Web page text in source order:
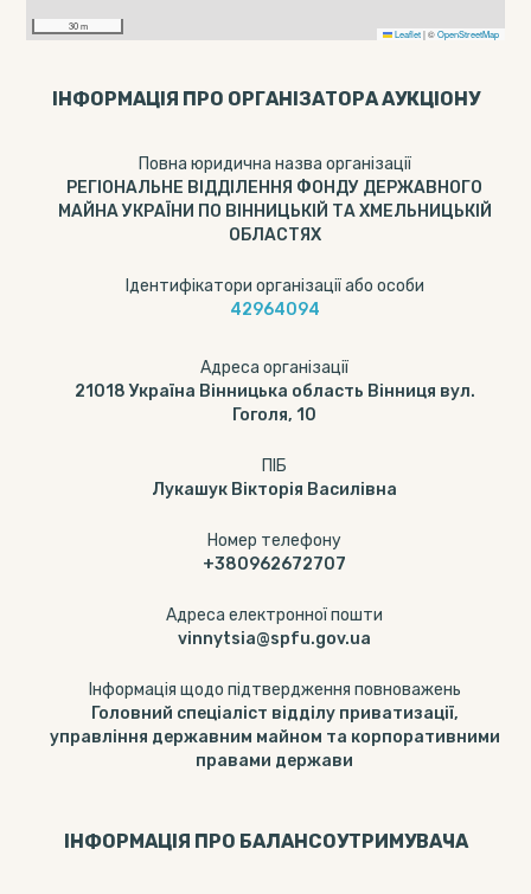
30 m
Leaflet |©OpenStreetMap
ІНФОРМАЦІЯ ПРО ОРГАНІЗАТОРА АУКЦІОНУ
Повна юридична назва організації
РЕГІОНАЛЬНЕ ВІДДІЛЕННЯ ФОНДУ ДЕРЖАВНОГО
МАЙНА УКРАЇНИ ПО ВІННИЦЬКІЙ ТА ХМЕЛЬНИЦЬКІЙ
ОБЛАСТЯХ
Ідентифікатори організації або особи
42964094
Адреса організації
21018 Україна Вінницька область Вінниця вул.
Гоголя, 10
ПІБ
Лукашук Вікторія Василівна
Номер телефону
+380962672707
Адреса електронної пошти
vinnytsia@spfu.gov.ua
Інформація щодо підтвердження повноважень
Головний спеціаліст відділу приватизації,
управління державним майном та корпоративними
правами держави
ІНФОРМАЦІЯ ПРО БАЛАНСОУТРИМУВАЧА